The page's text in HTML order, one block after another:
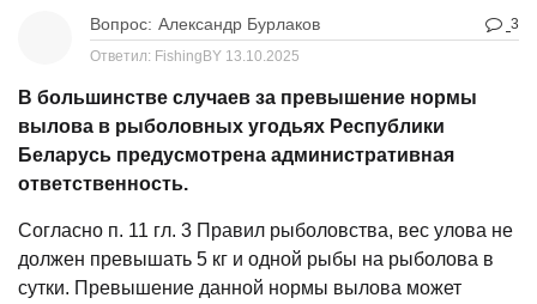
Вопрос: Александр Бурлаков
3
Ответил: FishingBY 13.10.2025
В большинстве случаев за превышение нормы
вылова в рыболовных угодьях Республики
Беларусь предусмотрена административная
ответственность.
Согласно п. 11 гл. 3 Правил рыболовства, вес улова не
должен превышать 5 кг и одной рыбы на рыболова в
сутки. Превышение данной нормы вылова может